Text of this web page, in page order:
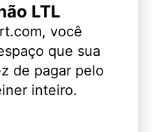
LTL
você
que sua
de pagar pelo
inteiro.